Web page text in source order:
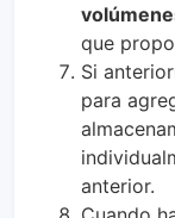
que
Si
para
anterior.